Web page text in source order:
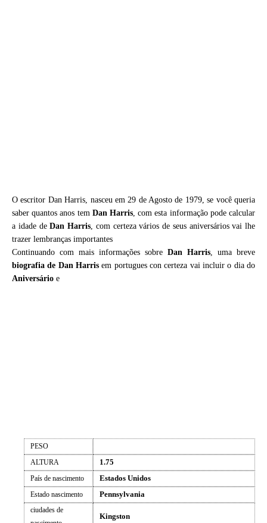
O escritor Dan Harris, nasceu em 29 de Agosto de 1979, se você queria
saber quantos anos tem Dan Harris, com esta informação pode calcular
a idade deDan Harris, com certeza vários de seus aniversários vai lhe
trazer lembranças importantes
Continuando com mais informações sobre Dan Harris, uma breve
biografia de Dan Harris em portugues con certeza vai incluir o dia do
Aniversário e
PESO
ALTURA
1.75
País de nascimento Estados Unidos
Estado nascimento Pennsylvania
ciudades de
Kingston